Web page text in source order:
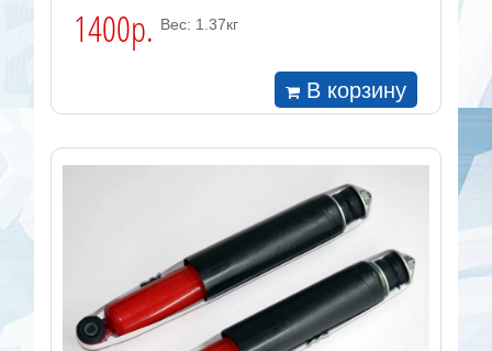
1400р. Вес: 1.37кг
В корзину